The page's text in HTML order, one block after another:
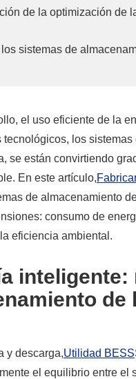
de la optimización de
sistemas de
el uso eficiente de la
los
se están convirtiendo
En este artículo,
de almacenamiento
consumo de
eficiencia ambiental.
de
y descarga,Utilidad BESS
el equilibrio entre